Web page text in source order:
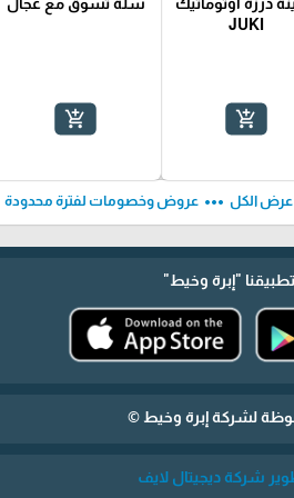
درزة اوتوماتيك
JUKI
add_shopping_cart
سلة تسوق مع عجال
add_shopping_cart
عرض الكل more_horiz عروض وخصومات لفترة محدودة
"إبرة وخيط"
لشركة إبرة وخيط ©
شركة ديجيتال لايف